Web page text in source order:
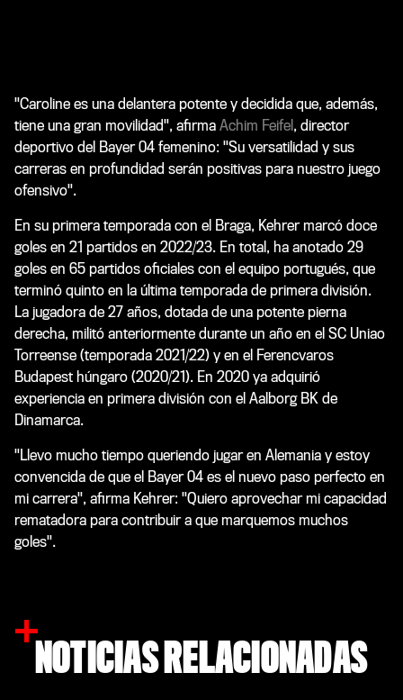
"Caroline es una delantera potente y decidida que, además,
tiene una gran movilidad", afirma Achim Feifel , director
deportivo del Bayer 04 femenino: "Su versatilidad y sus
carreras en profundidad serán positivas para nuestro juego
ofensivo".
En su primera temporada con el Braga, Kehrer marcó doce
goles en 21 partidos en 2022/23. En total, ha anotado 29
goles en 65 partidos oficiales con el equipo portugués, que
terminó quinto en la última temporada de primera división.
La jugadora de 27 años, dotada de una potente pierna
derecha, militó anteriormente durante un año en el SC Uniao
Torreense (temporada 2021/22) y en el Ferencvaros
Budapest húngaro (2020/21). En 2020 ya adquirió
experiencia en primera división con el Aalborg BK de
Dinamarca.
"Llevo mucho tiempo queriendo jugar en Alemania y estoy
convencida de que el Bayer 04 es el nuevo paso perfecto en
mi carrera", afirma Kehrer: "Quiero aprovechar mi capacidad
rematadora para contribuir a que marquemos muchos
goles".
NOTICIAS RELACIONADAS